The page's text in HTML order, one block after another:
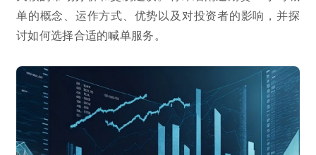
单的概念、运作方式、优势以及对投资者的影响，并探
讨如何选择合适的喊单服务。